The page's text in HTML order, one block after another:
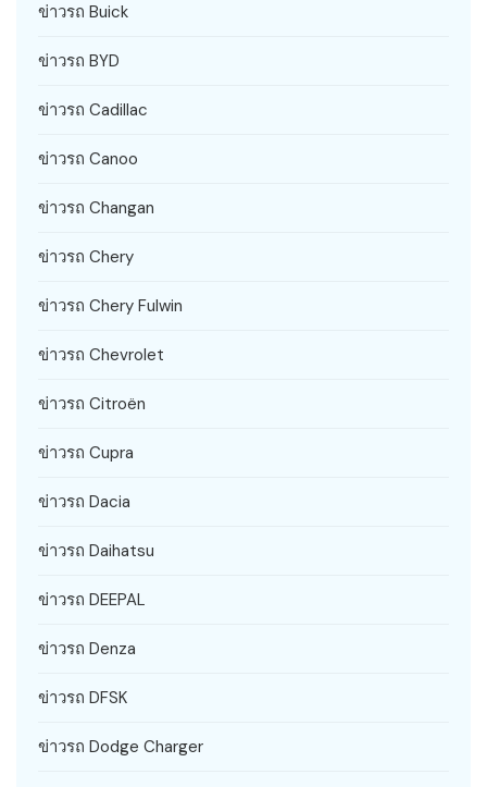
ข่าวรถ Buick
ข่าวรถ BYD
ข่าวรถ Cadillac
ข่าวรถ Canoo
ข่าวรถ Changan
ข่าวรถ Chery
ข่าวรถ Chery Fulwin
ข่าวรถ Chevrolet
ข่าวรถ Citroën
ข่าวรถ Cupra
ข่าวรถ Dacia
ข่าวรถ Daihatsu
ข่าวรถ DEEPAL
ข่าวรถ Denza
ข่าวรถ DFSK
ข่าวรถ Dodge Charger